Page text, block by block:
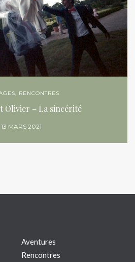
, RENCONTRES
Olivier – La sincérité
13 MARS 2021
Aventures
Rencontres